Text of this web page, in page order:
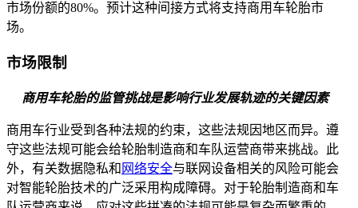
市场份额的80%。预计这种间接方式将支持商用车轮胎市
场。
市场限制
商用车轮胎的监管挑战是影响行业发展轨迹的关键因素
商用车行业受到各种法规的约束，这些法规因地区而异。遵
守这些法规可能会给轮胎制造商和车队运营商带来挑战。此
外，有关数据隐私和 网络安全与联网设备相关的风险可能会
对智能轮胎技术的广泛采用构成障碍。对于轮胎制造商和车